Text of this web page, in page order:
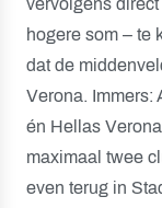
vervolgens
hogere som – te
dat de
Verona. Immers:
én Hellas
maximaal twee
even terug in